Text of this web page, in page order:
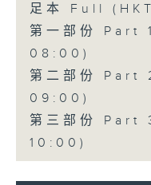
足本 Full
第一部份
08:00)
第二部份
09:00)
第三部份
10:00)